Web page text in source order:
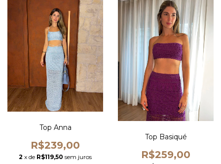
Top Anna
R$239,00
2 x de R$119,50 sem juros
Top Basiqué
R$259,00